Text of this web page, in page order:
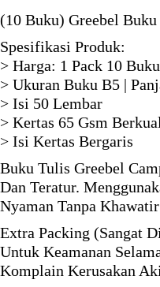
(10 Buku) Greebel
Spesifikasi Produk:
> Harga: 1 Pack 10 Buku
> Ukuran Buku B5 |
> Isi 50 Lembar
> Kertas 65 Gsm
> Isi Kertas Bergaris
Buku Tulis Greebel
Dan Teratur.
Nyaman Tanpa
Extra Packing (Sangat
Untuk Keamanan
Komplain Kerusakan